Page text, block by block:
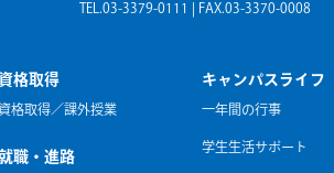
TEL.03-3379-0111 | FAX.03-3370-0008
格取得
格取得／課外授業
職・進路
キャンパスライフ
一年間の行事
学生生活サポート